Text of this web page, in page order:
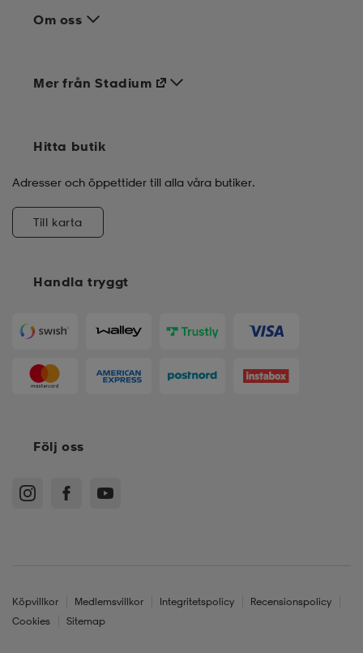
Om oss
Handla tryggt
Mer från Stadium
Hitta butik
Adresser och öppettider till alla våra butiker.
Till karta
Följ oss
Köpvillkor Medlemsvillkor Integritetspolicy
Recensionspolicy
Cookies
Sitemap